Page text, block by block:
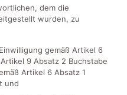
dem die
wurden, zu
gemäß Artikel 6
9 Absatz 2 Buchstabe
Artikel 6 Absatz 1
und